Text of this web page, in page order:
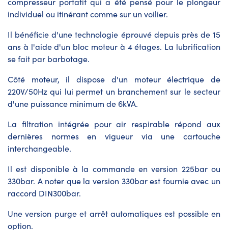
individuel ou itinérant comme sur un voilier.
Il bénéficie d'une technologie éprouvé depuis près de 15
ans à l'aide d'un bloc moteur à 4 étages. La lubrification
se fait par barbotage.
Côté moteur, il dispose d'un moteur électrique de
220V/50Hz qui lui permet un branchement sur le secteur
d'une puissance minimum de 6kVA.
La filtration intégrée pour air respirable répond aux
dernières normes en vigueur via une cartouche
interchangeable.
Il est disponible à la commande en version 225bar ou
330bar. A noter que la version 330bar est fournie avec un
raccord DIN300bar.
Une version purge et arrêt automatiques est possible en
option.